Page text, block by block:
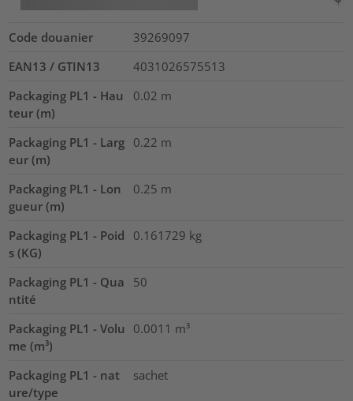
Code douanier
39269097
EAN13 / GTIN13
4031026575513
Packaging PL1 - Hau
teur (m)
0.02 m
Packaging PL1 - Larg
eur (m)
0.22 m
Packaging PL1 - Lon
gueur (m)
0.25 m
Packaging PL1 - Poid
s (KG)
0.161729 kg
Packaging PL1 - Qua
ntité
50
Packaging PL1 - Volu
me (m³)
0.0011 m³
Packaging PL1 - nat
ure/type
sachet